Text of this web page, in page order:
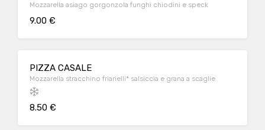
Mozzarella asiago gorgonzola funghi chiodini e speck
9.00 €
PIZZA CASALE
Mozzarella stracchino friarielli* salsiccia e grana a scaglie
8.50 €